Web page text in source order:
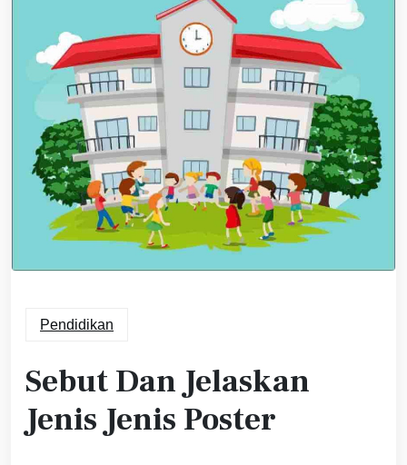
Pendidikan
Sebut Dan Jelaskan
Jenis Jenis Poster